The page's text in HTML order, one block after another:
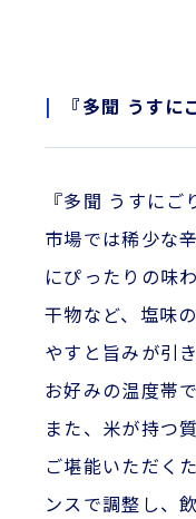
『多聞 うす
『多聞 うすに
市場では稀少な
にぴったりの味
干物など、塩味
やすと旨みが引
お好みの温度帯
また、米が持つ
ご堪能いただく
ンスで調整し、